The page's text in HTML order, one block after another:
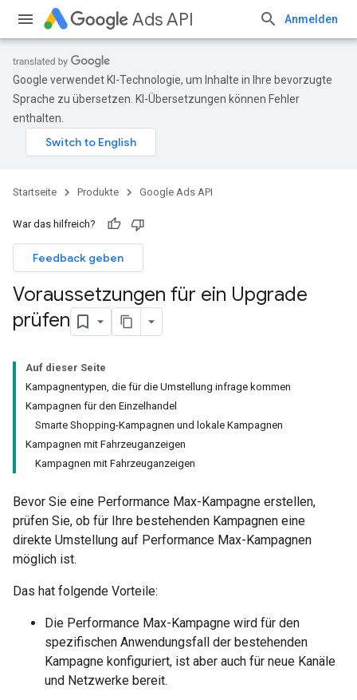
Ads API Anmelden
Google verwendet KI-Technologie, um Inhalte in Ihre bevorzugte
Sprache zu übersetzen. KI-Übersetzungen können Fehler
enthalten.
Startseite Produkte Google Ads API
War das hilfreich?
Feedback geben
Voraussetzungen für ein Upgrade
prüfen
Auf dieser Seite
Kampagnentypen, die für die Umstellung infrage kommen
Kampagnen für den Einzelhandel
Smarte Shopping-Kampagnen und lokale Kampagnen
Kampagnen mit Fahrzeuganzeigen
Kampagnen mit Fahrzeuganzeigen
Bevor Sie eine Performance Max-Kampagne erstellen,
prüfen Sie, ob für Ihre bestehenden Kampagnen eine
direkte Umstellung auf Performance Max-Kampagnen
möglich ist.
Das hat folgende Vorteile:
Die Performance Max-Kampagne wird für den
spezifischen Anwendungsfall der bestehenden
Kampagne konfiguriert, ist aber auch für neue Kanäle
und Netzwerke bereit.